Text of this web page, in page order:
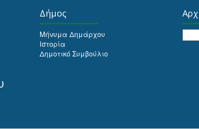
Δήμος
Μήνυμα Δημάρχου
Ιστορία
Δημοτικό Συμβούλιο